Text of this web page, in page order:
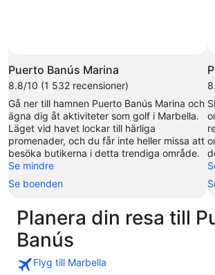
Puerto Banús Marina
8.8/10 (1 532 recensioner)
Gå ner till hamnen Puerto Banús Marina och
ägna dig åt aktiviteter som golf i Marbella.
Läget vid havet lockar till härliga
promenader, och du får inte heller missa att
besöka butikerna i detta trendiga område.
Se mindre
Se boenden
Planera din resa till
Banús
Flyg till Marbella